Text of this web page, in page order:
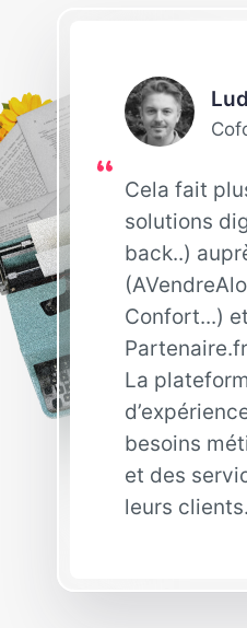
Cela fait
solutions
back..)
Confort...)
La
besoins
et des
leurs clients.